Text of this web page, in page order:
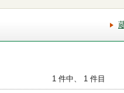
1 件中、 1 件目